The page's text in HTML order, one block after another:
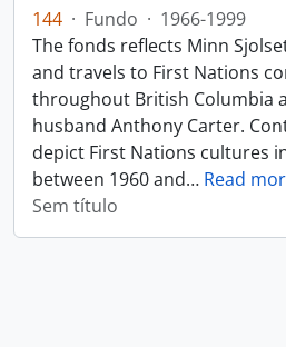
144 · Fundo · 1966-1999
The fonds reflects Minn
and travels to First Nations
throughout British Columbia
husband Anthony Carter.
depict First Nations cultures
between 1960 and… Read
Sem título